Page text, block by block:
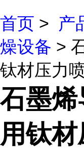
首页 > 产
燥设备 >
钛材压力
石墨
用钛